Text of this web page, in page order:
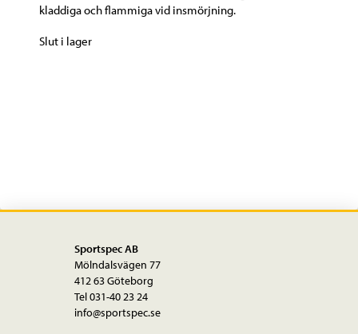
kladdiga och flammiga vid insmörjning.
Slut i lager
Sportspec AB
Mölndalsvägen 77
412 63 Göteborg
Tel 031-40 23 24
info@sportspec.se